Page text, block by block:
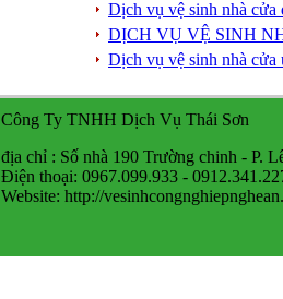
Dịch vụ vệ sinh nhà
DỊCH VỤ VỆ SINH
Dịch vụ vệ sinh nhà
Công Ty TNHH Dịch Vụ Thái Sơn
địa chỉ : Số nhà 190 Trường chinh - P.
Điện thoại: 0967.099.933 -
Website: http://